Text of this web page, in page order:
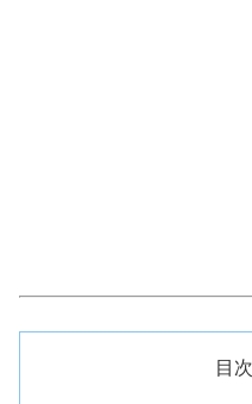
目次